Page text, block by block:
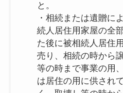
と。
・相続または遺贈に
続人居住用家屋の全
た後に被相続人居住
売り、相続の時から
等の時まで事業の用
は居住の用に供され